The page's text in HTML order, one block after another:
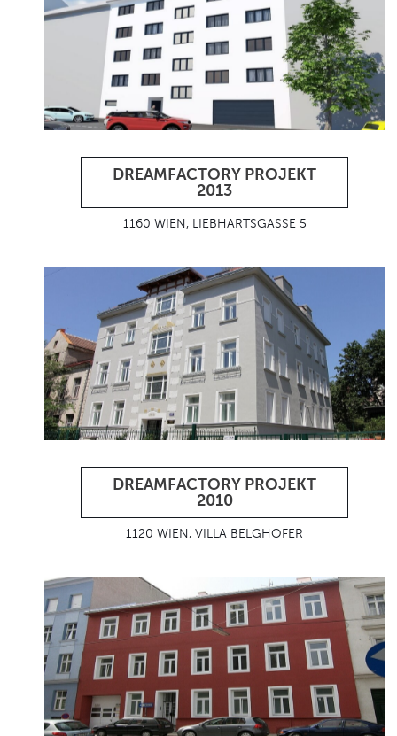
DREAMFACTORY PROJEKT
2013
1160 WIEN, LIEBHARTSGASSE 5
DREAMFACTORY PROJEKT
2010
1120 WIEN, VILLA BELGHOFER